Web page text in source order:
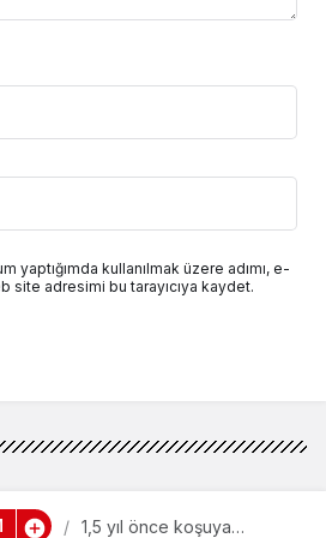
yaptığımda kullanılmak üzere adımı, e-
site adresimi bu tarayıcıya kaydet.
1,5 yıl önce koşuya